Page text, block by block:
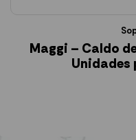
Maggi – Caldo
Unidades